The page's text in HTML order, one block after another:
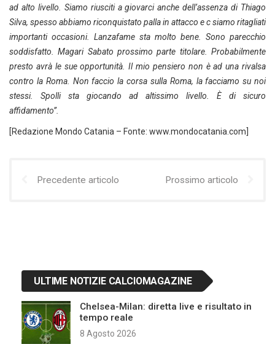
ad alto livello. Siamo riusciti a giovarci anche dell’assenza di Thiago
Silva, spesso abbiamo riconquistato palla in attacco e c siamo ritagliati
importanti occasioni. Lanzafame sta molto bene. Sono parecchio
soddisfatto. Magari Sabato prossimo parte titolare. Probabilmente
presto avrà le sue opportunità. Il mio pensiero non è ad una rivalsa
contro la Roma. Non faccio la corsa sulla Roma, la facciamo su noi
stessi. Spolli sta giocando ad altissimo livello. È di sicuro
affidamento”.
[Redazione Mondo Catania – Fonte: www.mondocatania.com]
Precedente articolo Prossimo articolo
ULTIME NOTIZIE CALCIOMAGAZINE
Chelsea-Milan: diretta live e risultato in
tempo reale
8 Agosto 2026